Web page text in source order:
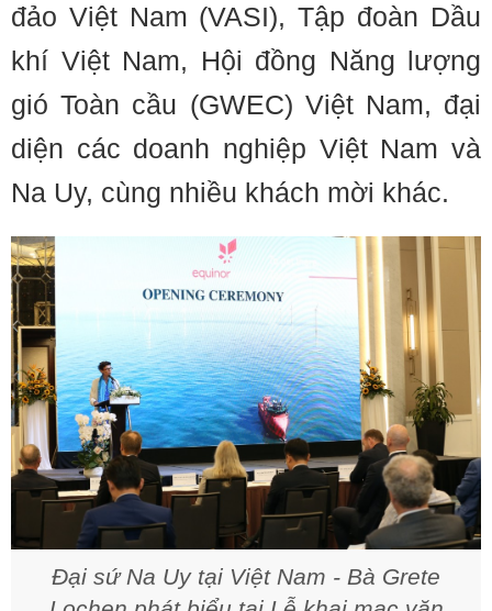
đảo Việt Nam (VASI), Tập đoàn Dầu
khí Việt Nam, Hội đồng Năng lượng
gió Toàn cầu (GWEC) Việt Nam, đại
diện các doanh nghiệp Việt Nam và
Na Uy, cùng nhiều khách mời khác.
Đại sứ Na Uy tại Việt Nam - Bà Grete